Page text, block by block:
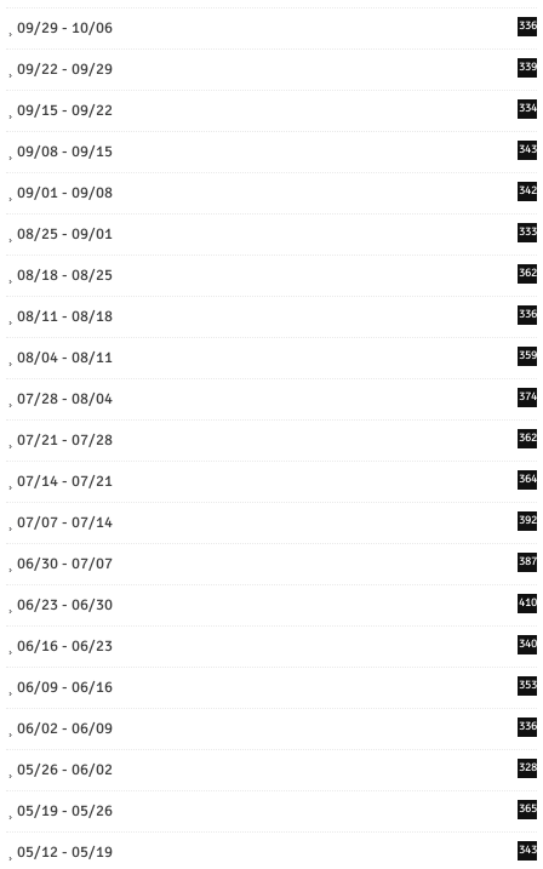
09/29 - 10/06 336
09/22 - 09/29 339
09/15 - 09/22 334
09/08 - 09/15 343
09/01 - 09/08 342
08/25 - 09/01 333
08/18 - 08/25 362
08/11 - 08/18 336
08/04 - 08/11 359
07/28 - 08/04 374
07/21 - 07/28 362
07/14 - 07/21 364
07/07 - 07/14 392
06/30 - 07/07 387
06/23 - 06/30 410
06/16 - 06/23 340
06/09 - 06/16 353
06/02 - 06/09 336
05/26 - 06/02 328
05/19 - 05/26 365
05/12 - 05/19 343